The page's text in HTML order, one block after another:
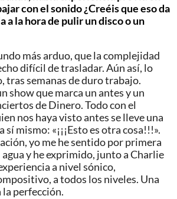
con el sonido ¿Creéis que eso da
a la hora de pulir un disco o un
más arduo, que la complejidad
difícil de trasladar. Aún así, lo
tras semanas de duro trabajo.
show que marca un antes y un
de Dinero. Todo con el
nos haya visto antes se lleve una
sí mismo: «¡¡¡Esto es otra cosa!!!».
yo me he sentido por primera
agua y he exprimido, junto a Charlie
a nivel sónico,
a todos los niveles. Una
perfección.